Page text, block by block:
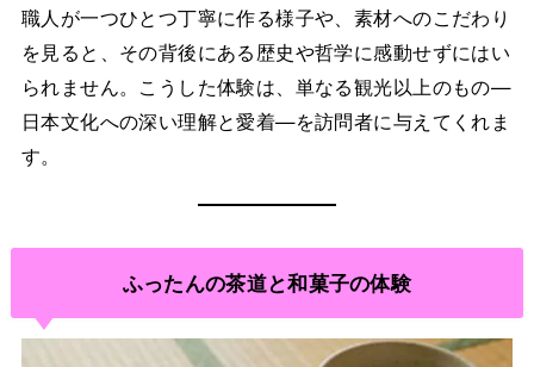
職人が一つひとつ丁寧に作る様子や、素材へのこだわり
を見ると、その背後にある歴史や哲学に感動せずにはい
られません。こうした体験は、単なる観光以上のもの—
日本文化への深い理解と愛着—を訪問者に与えてくれま
す。
ふったんの茶道と和菓子の体験